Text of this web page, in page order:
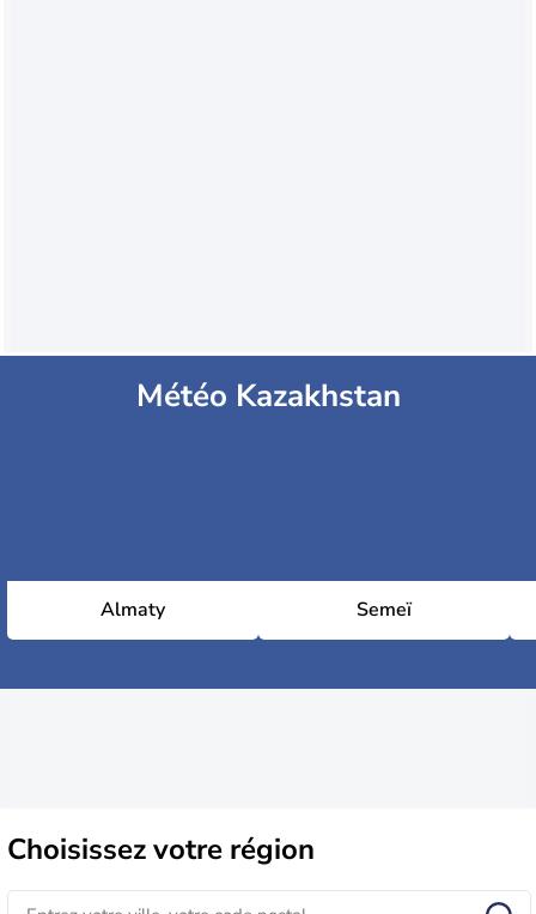
Météo Kazakhstan
Almaty Semeï
Choisissezvotre région